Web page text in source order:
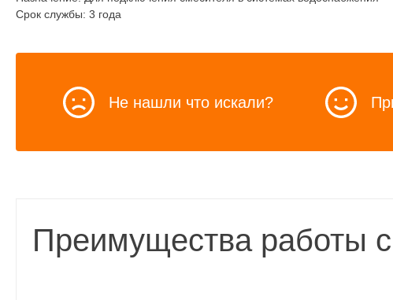
Срок службы: 3 года
Не нашли что искали?
Преимущества работы